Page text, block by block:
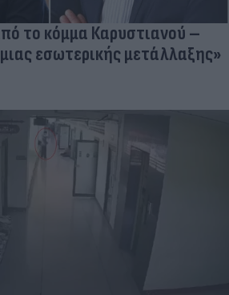
το κόμμα Καρυστιανού –
εσωτερικής μετάλλαξης»